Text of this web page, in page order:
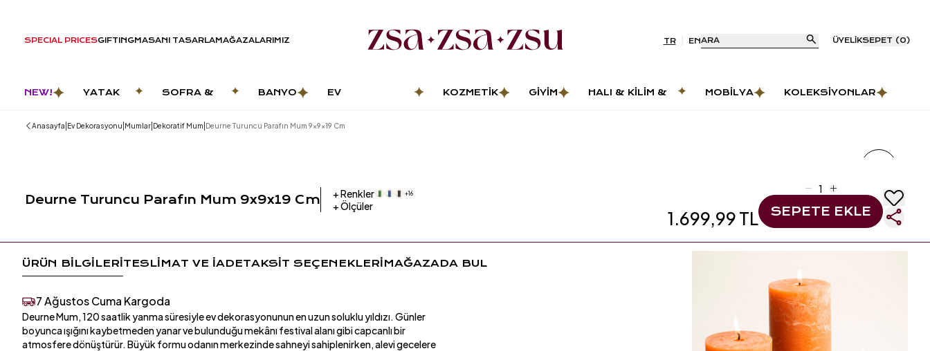
SPECIAL PRICESGIFTINGMASANI TASARLAMAĞAZALARIMIZ TR ENARA ÜYELIKSEPET (0)
NEW!
YATAK
SOFRA &
BANYO
EV
KOZMETIK GIYIM
HALI & KILIM &
MOBILYA KOLEKSIYONLAR
Anasayfa Ev Dekorasyonu Mumlar Dekoratif Mum Deurne Turuncu Parafın Mum 9x9x19 Cm
Deurne Turuncu Parafın Mum 9x9x19 Cm +Renkler +16
+Ölçüler
1.699,99 TL SEPETE EKLE
ÜRÜN BİLGİLERİTESLİMAT VE İADETAKSİT SEÇENEKLERİMAĞAZADA BUL
7 Ağustos Cuma Kargoda
Deurne Mum, 120 saatlik yanma süresiyle ev dekorasyonunun en uzun soluklu yıldızı. Günler
boyunca ışığını kaybetmeden yanar ve bulunduğu mekânı festival alanı gibi capcanlı bir
atmosfere dönüştürür. Büyük formu odanın merkezinde sahneyi sahiplenirken, alevi gecelere